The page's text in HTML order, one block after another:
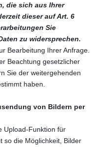
die sich aus Ihrer
dieser auf Art. 6
Sie
zu widersprechen.
Bearbeitung Ihrer Anfrage.
Beachtung gesetzlicher
Sie der weitergehenden
haben.
von Bildern per
Upload-Funktion für
so die Möglichkeit, Bilder